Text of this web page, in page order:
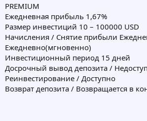
PREMIUM
Ежедневная прибыль 1,67%
Размер инвестиций 10 – 100000 USD
Начисления / Снятие прибыли
Ежедневно(мгновенно)
Инвестиционный период 15 дней
Досрочный вывод депозита /
Реинвестирование / Доступно
Возврат депозита / Возвращается в